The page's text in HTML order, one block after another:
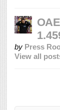
by Press
View all